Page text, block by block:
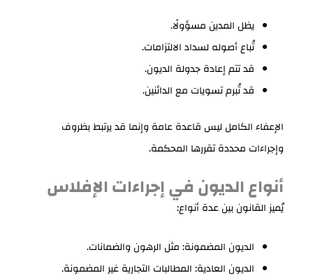
يظل المدين مسؤولًا.
تُباع أصوله لسداد الالتزامات.
قد تتم إعادة جدولة الديون.
قد تُبرم تسويات مع الدائنين.
الإعفاء الكامل ليس قاعدة عامة وإنما قد يرتبط بظروف
وإجراءات محددة تقررها المحكمة.
أنواع الديون في إجراءات الإفلاس
يُميز القانون بين عدة أنواع:
الديون المضمونة: مثل الرهون والضمانات.
الديون العادية: المطالبات التجارية غير المضمونة.